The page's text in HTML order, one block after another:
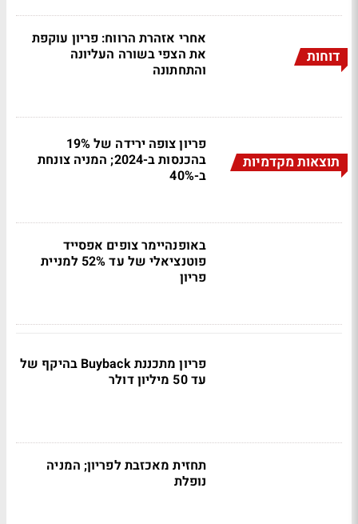
דוחות
אחרי אזהרת הרווח: פריון עוקפת
את הצפי בשורה העליונה
והתחתונה
תוצאות מקדמיות
פריון צופה ירידה של 19%
בהכנסות ב-2024; המניה צונחת
ב-40%
באופנהיימר צופים אפסייד
פוטנציאלי של עד 52% למניית
פריון
פריון מתכננת Buyback בהיקף של
עד 50 מיליון דולר
תחזית מאכזבת לפריון; המניה
נופלת